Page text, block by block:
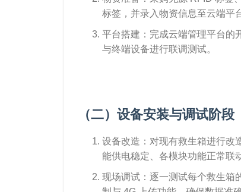
标签，并录入物资信息至云端平
平台搭建：完成云端管理平台的
与终端设备进行联调测试。
（二）设备安装与调试阶段
设备改造：对现有救生箱进行改
能供电稳定、各模块功能正常联
现场调试：逐一测试每个救生箱